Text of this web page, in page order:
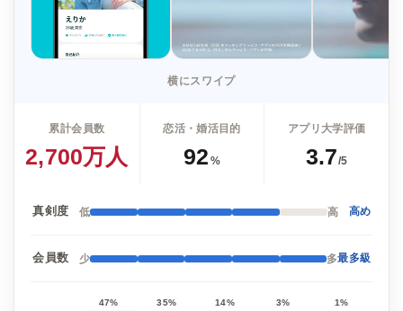
横にスワイプ
累計会員数
2,700万人
恋活・婚活目的
92 %
アプリ大学評価
3.7/5
真剣度 低 高 高め
会員数 少 多最多級
47% 35% 14% 3% 1%